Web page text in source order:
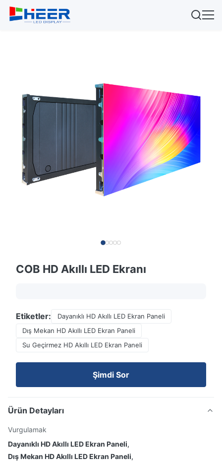
COB HD Akıllı LED Ekranı
Etiketler:
Dayanıklı HD Akıllı LED Ekran Paneli
Dış Mekan HD Akıllı LED Ekran Paneli
Su Geçirmez HD Akıllı LED Ekran Paneli
Şimdi Sor
Ürün Detayları
Vurgulamak
Dayanıklı HD Akıllı LED Ekran Paneli,
Dış Mekan HD Akıllı LED Ekran Paneli,